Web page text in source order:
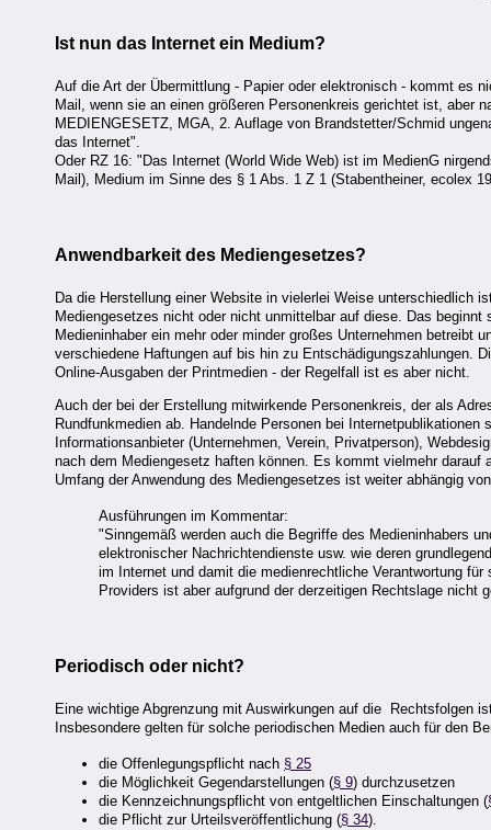
Ist nun das Internet ein Medium?
Auf die Art der Übermittlung - Papier oder elektronisch - kommt es
Mail, wenn sie an einen größeren Personenkreis gerichtet ist, aber
MEDIENGESETZ, MGA, 2. Auflage von Brandstetter/Schmid
das Internet".
Oder RZ 16: "Das Internet (World Wide Web) ist im MedienG
Mail), Medium im Sinne des § 1 Abs. 1 Z 1 (Stabentheiner, ecolex
Anwendbarkeit des Mediengesetzes?
Da die Herstellung einer Website in vielerlei Weise unterschiedlich
Mediengesetzes nicht oder nicht unmittelbar auf diese. Das
Medieninhaber ein mehr oder minder großes Unternehmen
verschiedene Haftungen auf bis hin zu Entschädigungszahlungen.
Online-Ausgaben der Printmedien - der Regelfall ist es aber nicht.
Auch der bei der Erstellung mitwirkende Personenkreis, der als
Rundfunkmedien ab. Handelnde Personen bei
Informationsanbieter (Unternehmen, Verein, Privatperson),
nach dem Mediengesetz haften können. Es kommt vielmehr
Umfang der Anwendung des Mediengesetzes ist weiter abhängig
Ausführungen im Kommentar:
"Sinngemäß werden auch die Begriffe des Medieninhabers
elektronischer Nachrichtendienste usw. wie deren
im Internet und damit die medienrechtliche Verantwortung
Providers ist aber aufgrund der derzeitigen Rechtslage nicht
Periodisch oder nicht?
Eine wichtige Abgrenzung mit Auswirkungen auf die Rechtsfolgen
Insbesondere gelten für solche periodischen Medien auch für den
die Offenlegungspflicht nach § 25
die Möglichkeit Gegendarstellungen (§ 9) durchzusetzen
die Kennzeichnungspflicht von entgeltlichen Einschaltungen (
die Pflicht zur Urteilsveröffentlichung (§ 34).